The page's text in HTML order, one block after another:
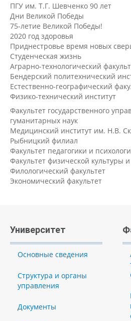
ПГУ им. Т.Г. Шевченко 90 лет
Дни Великой Победы
75-летие Великой Победы!
2020 год здоровья
Приднестровье время новых
Студенческая жизнь
Аграрно-технологический
Бендерский политехнический
Естественно-географический
Физико-технический институт
Факультет государственного
гуманитарных наук
Медицинский институт им. Н.В.
Рыбницкий филиал
Факультет педагогики и
Факультет физической культуры
Филологический факультет
Экономический факультет
Университет
Основные сведения
Структура и органы
управления
Документы